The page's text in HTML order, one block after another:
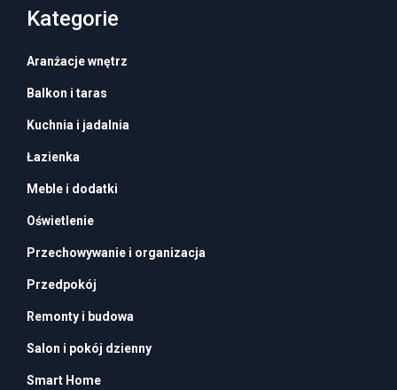
Kategorie
Aranżacje wnętrz
Balkon i taras
Kuchnia i jadalnia
Łazienka
Meble i dodatki
Oświetlenie
Przechowywanie i organizacja
Przedpokój
Remonty i budowa
Salon i pokój dzienny
Smart Home